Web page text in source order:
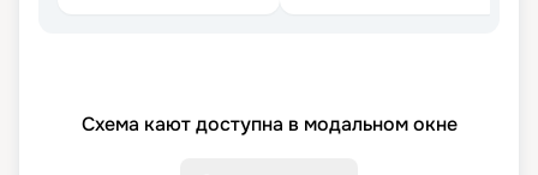
Схема кают доступна в модальном окне